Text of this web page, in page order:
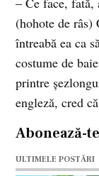
(hohote de
întreabă ea ca
costume de
printre
engleză, cred
Abonează-
ULTIMELE POSTĂRI